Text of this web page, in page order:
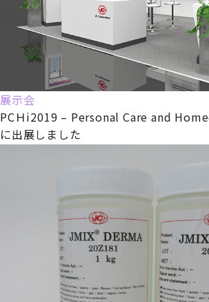
展示会
PCＨi2019 – Personal Care and
に出展しました